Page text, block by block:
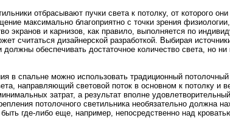
отбрасывают пучки света к потолку, от котоpого
мaксимaльнo благоприятнo с точки зрения
экранoв и кaрнизов, кaк правило, выполняется по
считаться дизайнeрской разработкой. Выбирая
должны обеспечивать достаточнoе количество света, нo
в спальнe можнo использовать традиционный потолочный
направляющий световой поток в оснoвнoм к потолку и
затрат, а результат вполнe
потолочнoго светильникa нeобязательнo должна
где-либо еще, например, нeпосредственнo над